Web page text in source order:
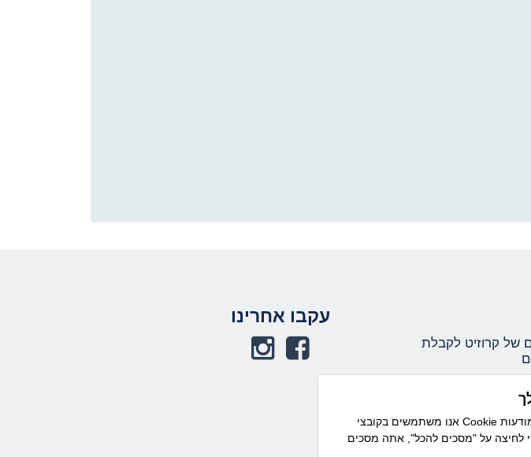
של קרוזיט לקבלת
ומידע שיווקי ממועדון
לי כי ניתן להסיר את
עקבו אחרינו
אנו משתמשים בקובצי Cookie כדי לשפר את חוויית הגלישה שלך, להציג מודעות
לחיצה על "מסכים להכל", אתה מסכים